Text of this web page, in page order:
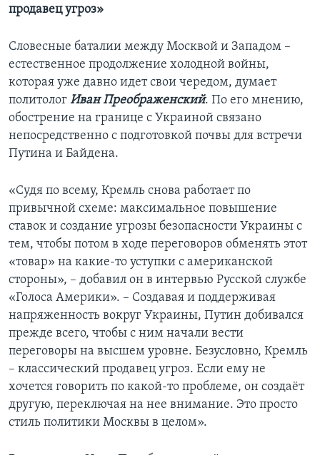
продавец угроз»
Словесные баталии между Москвой и Западом –
естественное продолжение холодной войны,
которая уже давно идет свои чередом, думает
политолог Иван Преображенский. По его мнению,
обострение на границе с Украиной связано
непосредственно с подготовкой почвы для встречи
Путина и Байдена.
«Судя по всему, Кремль снова работает по
привычной схеме: максимальное повышение
ставок и создание угрозы безопасности Украины с
тем, чтобы потом в ходе переговоров обменять этот
«товар» на какие-то уступки с американской
стороны», – добавил он в интервью Русской службе
«Голоса Америки». – Создавая и поддерживая
напряженность вокруг Украины, Путин добивался
прежде всего, чтобы с ним начали вести
переговоры на высшем уровне. Безусловно, Кремль
– классический продавец угроз. Если ему не
хочется говорить по какой-то проблеме, он создаёт
другую, переключая на нее внимание. Это просто
стиль политики Москвы в целом».